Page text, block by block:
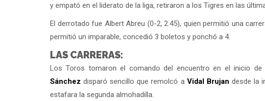
y empató en el liderato de la liga, retiraron a los Tigres en las
El derrotado fue Albert Abreu (0-2, 2.45), quien permitió una
permitió un imparable, concedió 3 boletos y ponchó a 4.
LAS CARRERAS:
Los Toros tomaron el comando del encuentro en el inicio de
Sánchez disparó sencillo que remolcó a Vidal Brujan desde la
estafara la segunda almohadilla.